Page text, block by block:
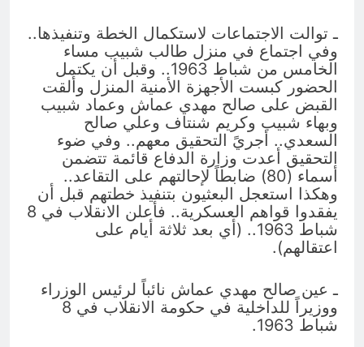
ـ توالت الاجتماعات لاستكمال الخطة وتنفيذها..
وفي اجتماع في منزل طالب شبيب مساء
الخامس من شباط 1963.. وقبل أن يكتمل
الحضور كبست الأجهزة الأمنية المنزل وألقت
القبض على صالح مهدي عماش وعماد شبيب
وبهاء شبيب وكريم شنتاف وعلي صالح
السعدي.. أجريً التحقيق معهم.. وفي ضوء
التحقيق أعدت وزارة الدفاع قائمة تتضمن
أسماء (80) ضابطاً لإحالتهم على التقاعد..
وهكذا استعجل البعثيون بتنفيذ خطتهم قبل أن
يفقدوا قواهم العسكرية.. فأعلن الانقلاب في 8
شباط 1963.. (أي بعد ثلاثة أيام على
اعتقالهم).
ـ عين صالح مهدي عماش نائباً لرئيس الوزراء
ووزيراً للداخلية في حكومة الانقلاب في 8
شباط 1963.